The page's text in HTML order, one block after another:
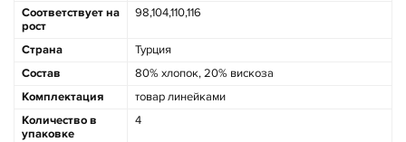
Соответствует на
рост
98,104,110,116
Страна
Турция
Состав
80% хлопок, 20% вискоза
Комплектация
товар линейками
Количество в
упаковке
4